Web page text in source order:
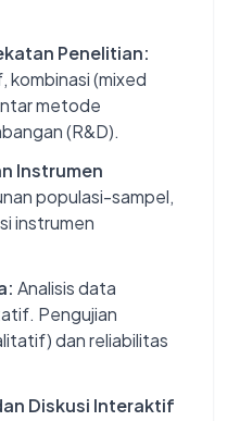
Penelitian:
(mixed
metode
(R&D).
Instrumen
populasi-sampel,
instrumen
Analisis data
Pengujian
dan reliabilitas
Diskusi Interaktif